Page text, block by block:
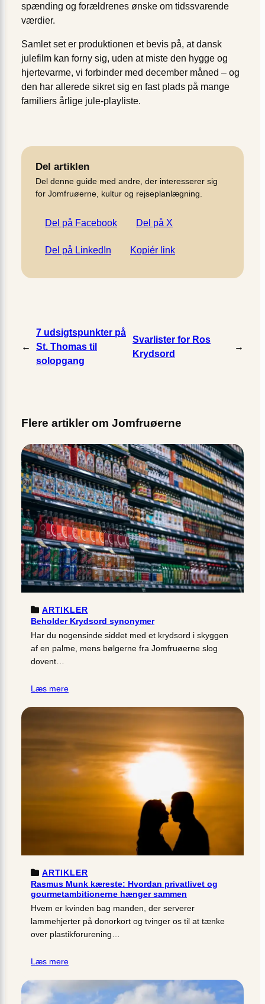
spænding og forældrenes ønske om tidssvarende
værdier.
Samlet set er produktionen et bevis på, at dansk
julefilm kan forny sig, uden at miste den hygge og
hjertevarme, vi forbinder med december måned – og
den har allerede sikret sig en fast plads på mange
familiers årlige jule-playliste.
Del artiklen
Del denne guide med andre, der interesserer sig
for Jomfruøerne, kultur og rejseplanlægning.
Del på Facebook Del på X
Del på LinkedIn Kopiér link
←
7 udsigtspunkter på
St. Thomas til
solopgang
Svarlister for Ros
Krydsord
→
Flere artikler om Jomfruøerne
ARTIKLER
Beholder Krydsord synonymer
Har du nogensinde siddet med et krydsord i skyggen
af en palme, mens bølgerne fra Jomfruøerne slog
dovent…
Læs mere
ARTIKLER
Rasmus Munk kæreste: Hvordan privatlivet og
gourmetambitionerne hænger sammen
Hvem er kvinden bag manden, der serverer
lammehjerter på donorkort og tvinger os til at tænke
over plastikforurening…
Læs mere